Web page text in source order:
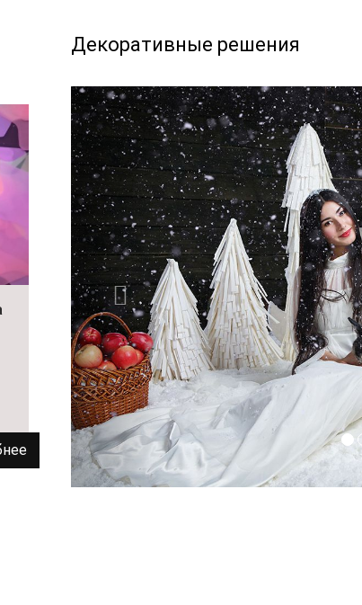
Декоративные решения